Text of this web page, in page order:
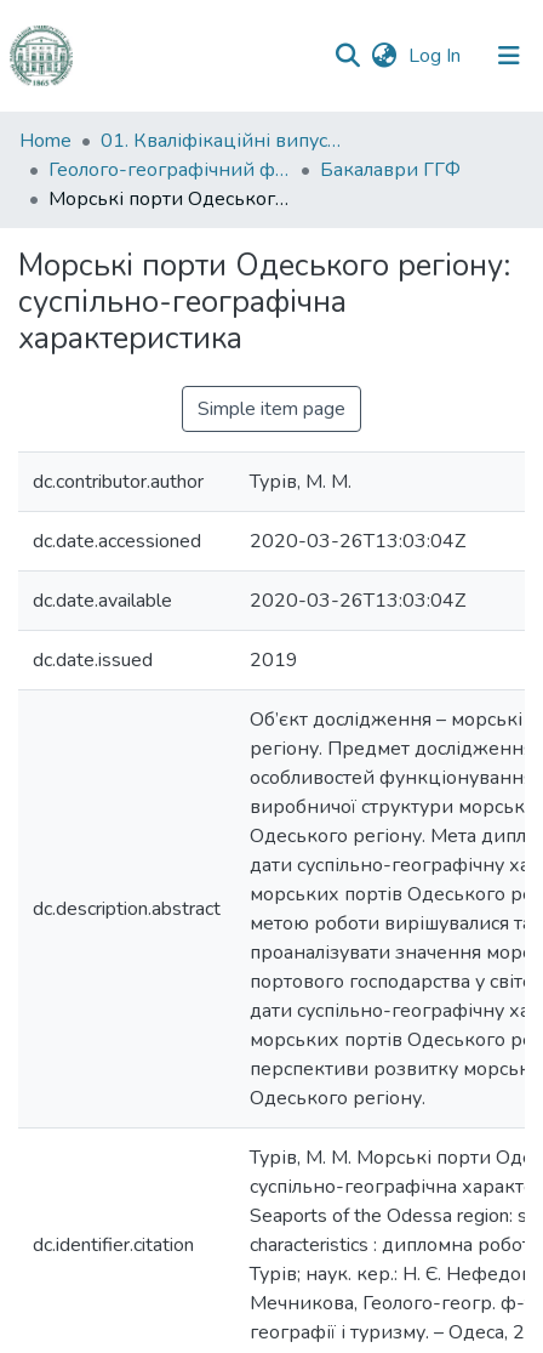
Log In (current)
Communities
&
Collections
Statistics
Home
01. Кваліфікаційні випускні роботи здобувачів вищої освіти
Геолого-географічний факультет
Бакалаври ГГФ
Морські порти Одеського регіону: суспільно-географічна характеристика
Морські порти Одеського регіону:
суспільно-географічна
характеристика
Simple item page
dc.contributor.author Турів, М. М.
dc.date.accessioned 2020-03-26T13:03:04Z
dc.date.available 2020-03-26T13:03:04Z
dc.date.issued 2019
dc.description.abstract
Об’єкт дослідження – морські
регіону. Предмет дослідження
особливостей функціонування,
виробничої структури
Одеського регіону. Мета
дати суспільно-географічну
морських портів Одеського
метою роботи вирішувалися
проаналізувати значення
портового господарства у
дати суспільно-географічну
морських портів Одеського
перспективи розвитку
Одеського регіону.
dc.identifier.citation
Турів, М. М. Морські порти
суспільно-географічна
Seaports of the Odessa region:
characteristics : дипломна
Турів; наук. кер.: Н. Є.
Мечникова, Геолого-геогр. ф-
географії і туризму. – Одеса,